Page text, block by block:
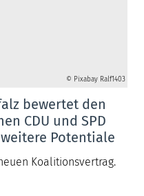
© Pixabay Ralf1403
bewertet den
CDU und SPD
Potentiale
Koalitionsvertrag.